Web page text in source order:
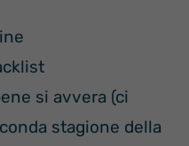
si avvera (ci
stagione della